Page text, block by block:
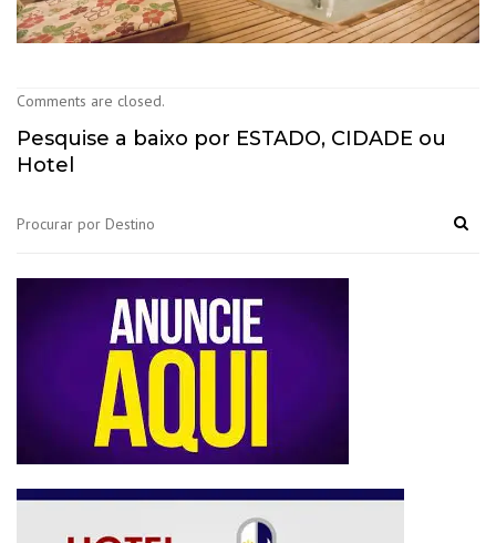
Comments are closed.
Pesquise a baixo por ESTADO, CIDADE ou
Hotel